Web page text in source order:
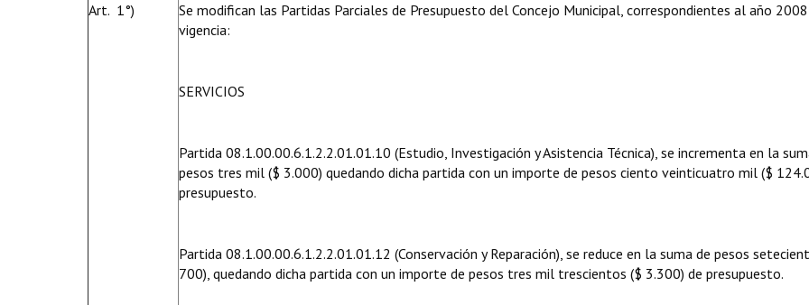
Art. 1°)
Se modifican las Partidas Parciales de Presupuesto del Concejo Municipal, correspondientes al año
vigencia:
SERVICIOS
Partida 08.1.00.00.6.1.2.2.01.01.10 (Estudio, Investigación y Asistencia Técnica), se incrementa en la
pesos tres mil ($ 3.000) quedando dicha partida con un importe de pesos ciento veinticuatro mil ($
presupuesto.
Partida 08.1.00.00.6.1.2.2.01.01.12 (Conservación y Reparación), se reduce en la suma de pesos
700), quedando dicha partida con un importe de pesos tres mil trescientos ($ 3.300) de presupuesto.